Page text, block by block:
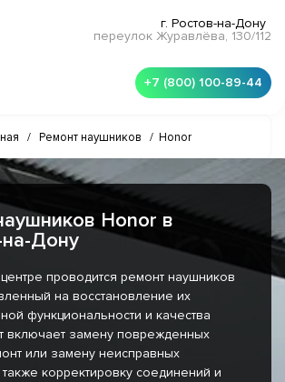
г. Ростов-на-Дону
переулок Журавлёва, 130/112
+7 (800) 100-89-44
/ Ремонт наушников / Honor
Honor в
Дону
проводится ремонт наушников
на восстановление их
функциональности и качества
включает замену поврежденных
или замену неисправных
корректировку соединений и